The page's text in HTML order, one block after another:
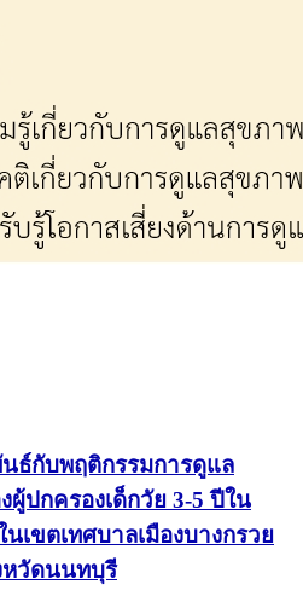
ธ์กับพฤติกรรมการดูแล
ปกครองเด็กวัย 3-5 ปีใน
เขตเทศบาลเมืองบางกรวย
หวัดนนทบุรี